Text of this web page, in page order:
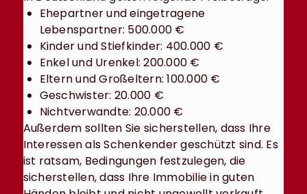
Ehepartner und eingetragene
Lebenspartner: 500.000 €
Kinder und Stiefkinder: 400.000 €
Enkel und Urenkel: 200.000 €
Eltern und Großeltern: 100.000 €
Geschwister: 20.000 €
Nichtverwandte: 20.000 €
Außerdem sollten Sie sicherstellen, dass Ihre
Interessen als Schenkender geschützt sind. Es
ist ratsam, Bedingungen festzulegen, die
sicherstellen, dass Ihre Immobilie in guten